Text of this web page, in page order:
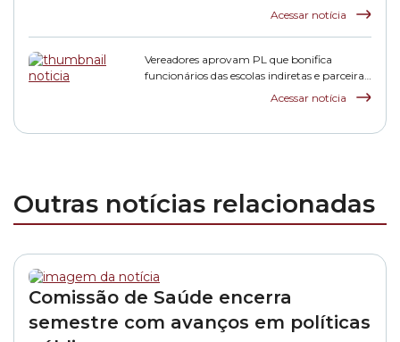
Acessar notícia
Vereadores aprovam PL que bonifica
funcionários das escolas indiretas e parceiras
Acessar notícia
Outras notícias relacionadas
Comissão de Saúde encerra
semestre com avanços em políticas